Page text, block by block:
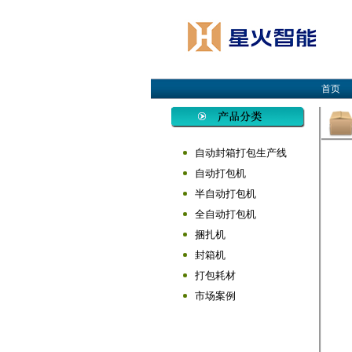
首页
自动封箱打包生产线
自动打包机
半自动打包机
全自动打包机
捆扎机
封箱机
打包耗材
市场案例